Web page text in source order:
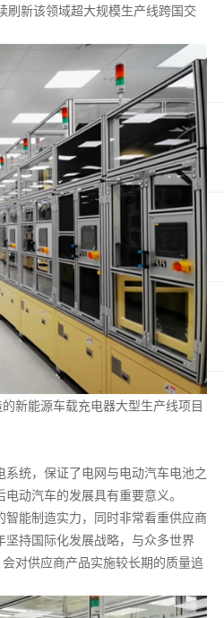
新该领域超大规模生产线跨国交
新能源车载充电器大型生产线项目
统，保证了电网与电动汽车电池之
动汽车的发展具有重要意义。
能制造实力，同时非常看重供应商
持国际化发展战略，与众多世界
对供应商产品实施较长期的质量追